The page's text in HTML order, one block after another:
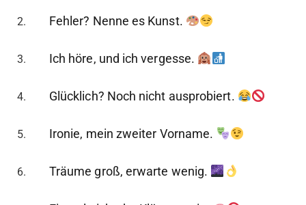
Fehler? Nenne es Kunst.
Ich höre, und ich vergesse.
Glücklich? Noch nicht ausprobiert.
Ironie, mein zweiter Vorname.
Träume groß, erwarte wenig.